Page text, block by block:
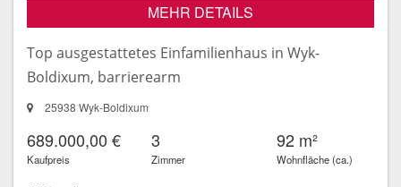
MEHR DETAILS
Top ausgestattetes Einfamilienhaus in Wyk-
Boldixum, barrierearm
25938 Wyk-Boldixum
689.000,00 €
Kaufpreis
3
Zimmer
92 m²
Wohnfläche (ca.)